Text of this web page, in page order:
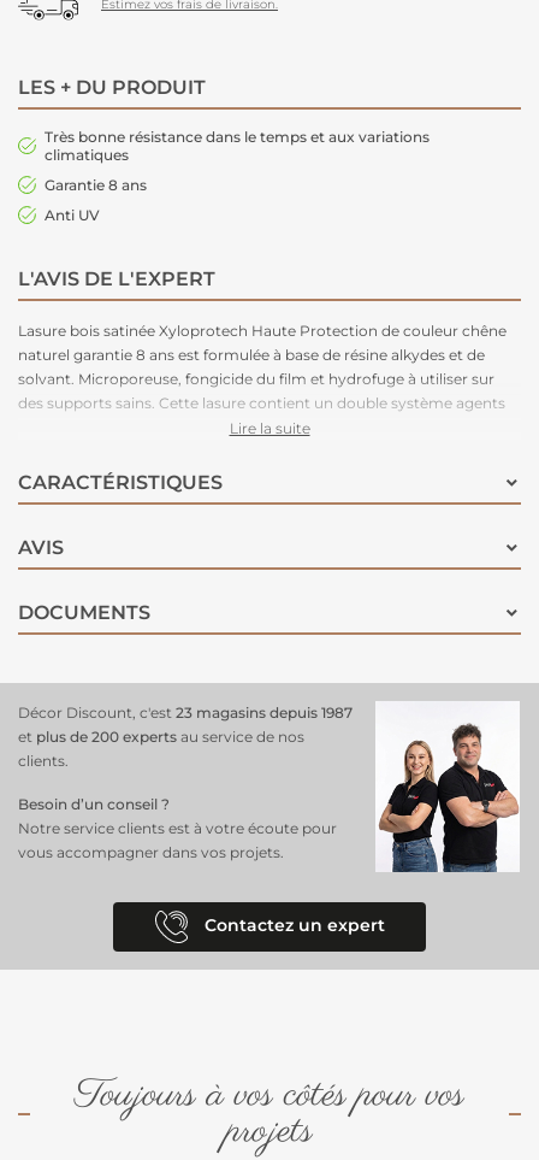
Estimez vos frais de livraison.
LES + DU PRODUIT
Très bonne résistance dans le temps et aux variations
climatiques
Garantie 8 ans
Anti UV
L'AVIS DE L'EXPERT
Lasure bois satinée Xyloprotech Haute Protection de couleur chêne
naturel garantie 8 ans est formulée à base de résine alkydes et de
solvant. Microporeuse, fongicide du film et hydrofuge à utiliser sur
des supports sains. Cette lasure contient un double système agents
anti UV qui offre un écran protecteur renforcé et la rend plus
d'appliquer 3 couches pour renforcer sa tenue dans le temps.
Lire la suite
CARACTÉRISTIQUES
AVIS
DOCUMENTS
Décor Discount, c'est 23 magasins depuis 1987
et plus de 200 experts au service de nos
clients.
Besoin d’un conseil ?
Notre service clients est à votre écoute pour
vous accompagner dans vos projets.
Contactez un expert
Toujours à vos côtés pour vos
projets